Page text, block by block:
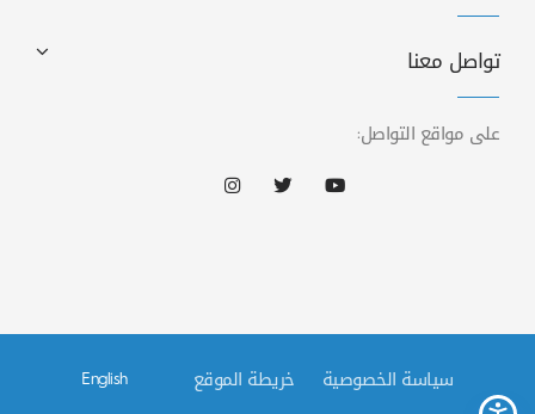
تواصل معنا
على مواقع التواصل:
سياسة الخصوصية خريطة الموقع English